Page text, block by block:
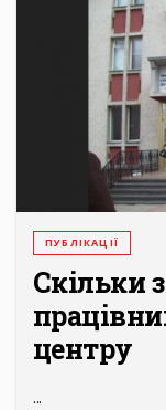
ПУБЛІКАЦІЇ
Скільки
центру
...